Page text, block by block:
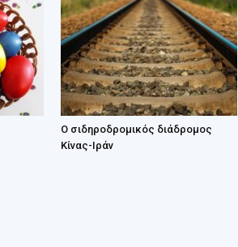
Ο σιδηροδρομικός διάδρομος
Κίνας-Ιράν